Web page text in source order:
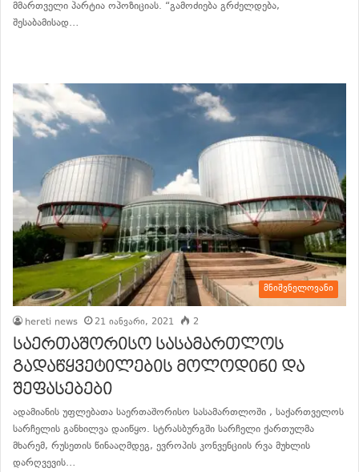
მმართველი პარტია ოპოზიციას. “გამოძიება გრძელდება,
შესაბამისად…
მნიშვნელოვანი
hereti news 21 იანვარი, 2021 2
საერთაშორისო სასამართლოს
გადაწყვეტილების მოლოდინი და
შეფასებები
ადამიანის უფლებათა საერთაშორისო სასამართლოში , საქართველოს
სარჩელის განხილვა დაიწყო. სტრასბურგში სარჩელი ქართულმა
მხარემ, რუსეთის წინააღმდეგ, ევროპის კონვენციის რვა მუხლის
დარღვევის…